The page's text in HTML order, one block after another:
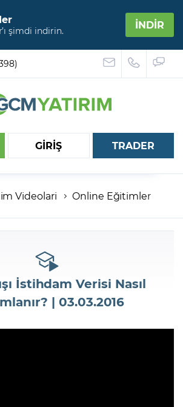
şimdi indirin. İNDİR
GİRİŞ TRADER
Videolari Online Eğitimler
İstihdam Verisi Nasıl
| 03.03.2016